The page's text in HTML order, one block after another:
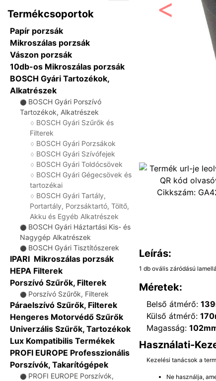
Termékcsoportok
Papír porzsák
Mikroszálas porzsák
Vászon porzsák
10db-os Mikroszálas porzsák
BOSCH Gyári Tartozékok,
Alkatrészek
⚫ BOSCH Gyári Porszívó
Tartozékok, Alkatrészek
♢ BOSCH Gyári Szűrők és
Filterek
♢ BOSCH Gyári Porzsákok
♢ BOSCH Gyári Szívófejek
♢ BOSCH Gyári Toldócsövek
♢ BOSCH Gyári Gégecsövek és
tartozékai
♢ BOSCH Gyári Tartály,
Portartály, Porzsáktartó, Töltő,
Akku és Egyéb Alkatrészek
⚫ BOSCH Gyári Háztartási Kis- és
Nagygép Alkatrészek
⚫ BOSCH Gyári Tisztítószerek
IPARI Mikroszálas porzsák
HEPA Filterek
Porszívó Szűrők, Filterek
⚫ Porszívó Szűrők, Filterek
Páraelszívó Szűrők, Filterek
Hengeres Motorvédő Szűrők
Univerzális Szűrők, Tartozékok
Lux Kompatibilis Termékek
PROFI EUROPE Professzionális
Porszívók, Takarítógépek
⚫ PROFI EUROPE Porszívók,
Előző
Cikkszám:
Leírás:
1 db ovális záródású
Méretek:
Belső átmérő:
Külső átmérő:
Magasság:
Használati-
Kezelési tanácsok a
Ne használja,